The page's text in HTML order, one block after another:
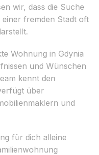
wir, dass die Suche
fremden Stadt oft
Wohnung in Gdynia
und Wünschen
kennt den
über
und
für dich alleine